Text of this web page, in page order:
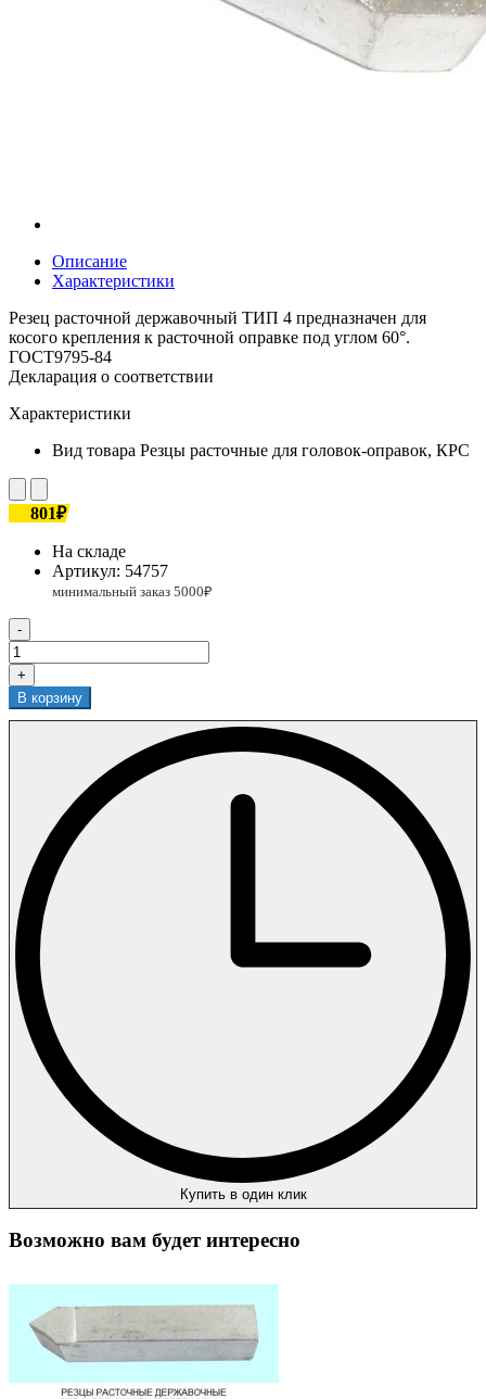
Описание
Характеристики
Резец расточной державочный ТИП 4 предназначен для
косого крепления к расточной оправке под углом 60°.
ГОСТ9795-84
Декларация о соответствии
Характеристики
Вид товара Резцы расточные для головок-оправок, КРС
801₽
На складе
Артикул: 54757
-
+
В корзину
Купить в один клик
Возможно вам будет интересно